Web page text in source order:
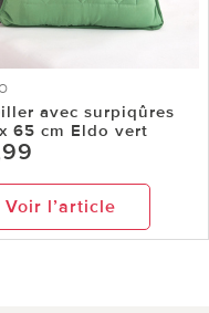
avec surpiqûres
65 cm Eldo vert
Voir l’article